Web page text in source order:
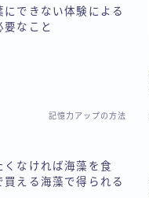
できない体験による
要なこと
記憶力アップの方法
くなければ海藻を食
える海藻で得られる